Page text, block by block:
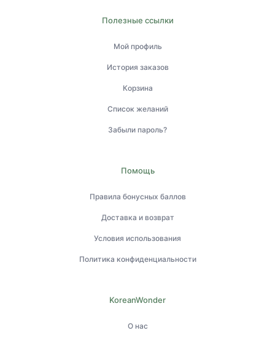
Полезные ссылки
Мой профиль
История заказов
Корзина
Список желаний
Забыли пароль?
Помощь
Правила бонусных баллов
Доставка и возврат
Условия использования
Политика конфиденциальности
KoreanWonder
О нас